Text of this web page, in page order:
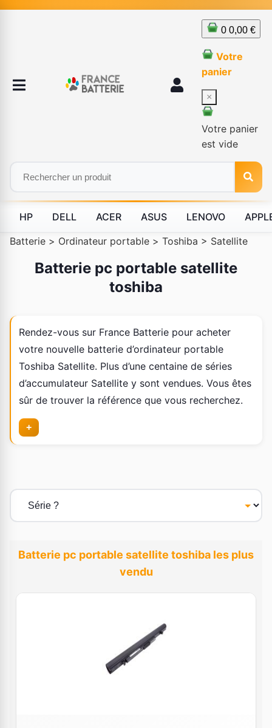
0 0,00 €
Votre
panier
×
Votre panier
est vide
HP DELL ACER ASUS LENOVO
Batterie > Ordinateur portable > Toshiba > Satellite
Batterie pc portable satellite
toshiba
Rendez-vous sur France Batterie pour acheter
votre nouvelle batterie d’ordinateur portable
Toshiba Satellite. Plus d’une centaine de séries
d’accumulateur Satellite y sont vendues. Vous êtes
sûr de trouver la référence que vous recherchez.
+
Batterie pc portable satellite toshiba les plus
vendu